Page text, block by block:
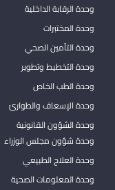
وحدة الرقابة الداخلية
وحدة المختبرات
وحدة التأمين الصحي
وحدة التخطيط وتطوير
وحدة الطب الخاص
وحدة الإسعاف والطوارئ
وحدة الشؤون القانونية
وحدة شؤون مجلس الوزراء
وحدة العلاج الطبيعي
وحدة المعلومات الصحية